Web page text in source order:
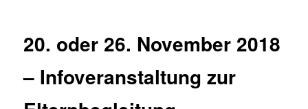
20. oder 26. November 2018
– Infoveranstaltung zur